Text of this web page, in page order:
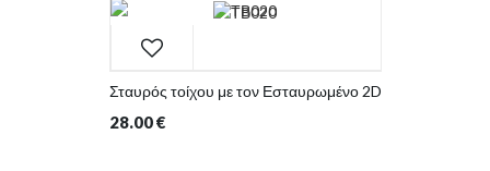
Σταυρός τοίχου με τον Εσταυρωμένο 2D
28.00€